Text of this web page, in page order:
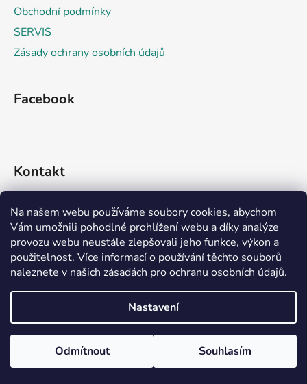
Na našem webu používáme soubory cookies, abychom
Vám umožnili pohodlné prohlížení webu a díky analýze
provozu webu neustále zlepšovali jeho funkce, výkon a
použitelnost. Více informací o používání těchto souborů
naleznete v našich zásadách pro ochranu osobních údajů.
Nastavení
Odmítnout Souhlasím
Obchodní podmínky
SERVIS
Zásady ochrany osobních údajů
Facebook
Kontakt
info@rideko.cz
+420 721 360 992
Vytvořil Shoptet
Copyright 2026RIDEKO bike shop. Všechna práva
vyhrazena.